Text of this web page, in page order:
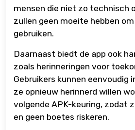
mensen die niet zo technisch
zullen geen moeite hebben
gebruiken.
Daarnaast biedt de app ook
zoals herinneringen voor
Gebruikers kunnen eenvoudig
ze opnieuw herinnerd willen
volgende APK-keuring, zodat
en geen boetes riskeren.